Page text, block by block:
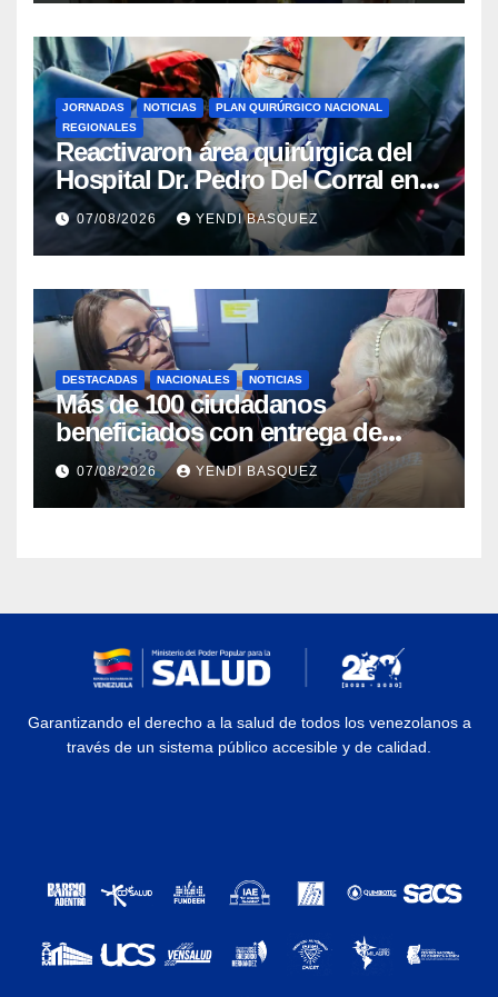
JORNADAS NOTICIAS
PLAN QUIRÚRGICO NACIONAL
REGIONALES
Reactivaron área quirúrgica del
Hospital Dr. Pedro Del Corral en
Guárico
07/08/2026 YENDI BASQUEZ
DESTACADAS NACIONALES NOTICIAS
Más de 100 ciudadanos
beneficiados con entrega de
prótesis auditivas en el Centro de
Rehabilitación J.J. Arvelo
07/08/2026 YENDI BASQUEZ
Garantizando el derecho a la salud de todos los venezolanos a
través de un sistema público accesible y de calidad.